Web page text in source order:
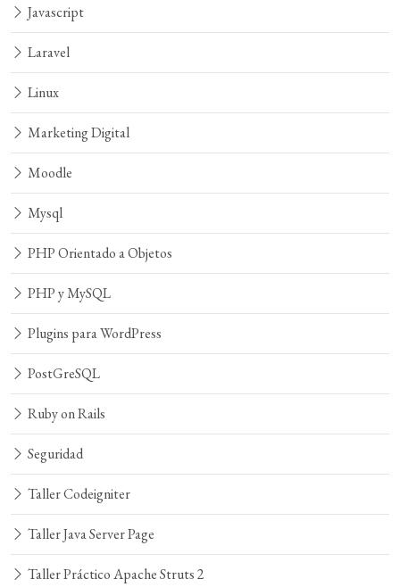
Javascript
Laravel
Linux
Marketing Digital
Moodle
Mysql
PHP Orientado a Objetos
PHP y MySQL
Plugins para WordPress
PostGreSQL
Ruby on Rails
Seguridad
Taller Codeigniter
Taller Java Server Page
Taller Práctico Apache Struts 2